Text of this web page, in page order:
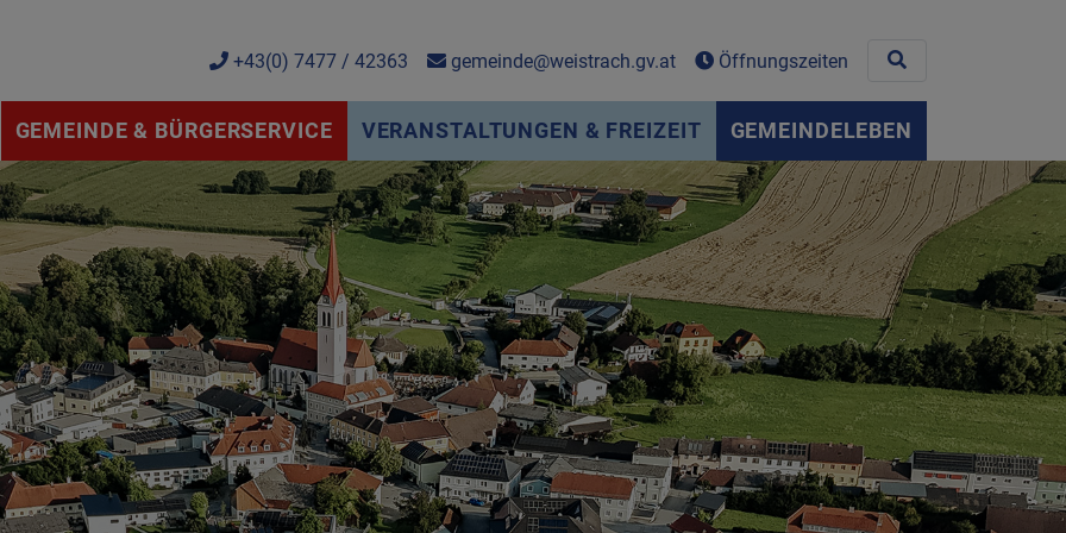
+43(0) 7477 / 42363 gemeinde@weistrach.gv.at Öffnungszeiten
GEMEINDE & BÜRGERSERVICE VERANSTALTUNGEN & FREIZEIT GEMEINDELEBEN